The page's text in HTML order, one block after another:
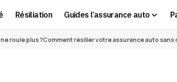
Résiliation Guides l’assurance auto
roule plus ?Comment résilier votre assurance auto sans